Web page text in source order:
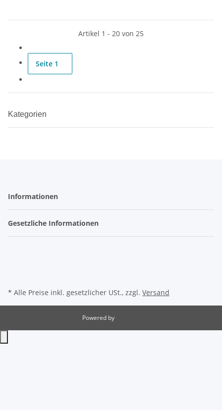
Artikel 1 - 20 von 25
Seite 1
Kategorien
Informationen
Gesetzliche Informationen
* Alle Preise inkl. gesetzlicher USt., zzgl. Versand
Powered by